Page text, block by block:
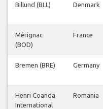
Billund (BLL) Denmark
Mérignac
(BOD)
France
Bremen (BRE) Germany
Henri Coanda
International
Romania